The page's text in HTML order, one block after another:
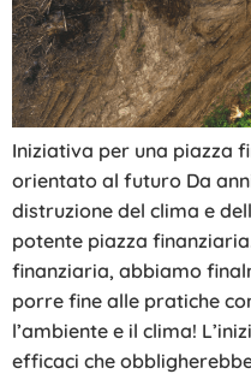
Iniziativa per una piazza
orientato al futuro Da
distruzione del clima e
potente piazza
finanziaria, abbiamo
porre fine alle pratiche
l’ambiente e il clima!
efficaci che